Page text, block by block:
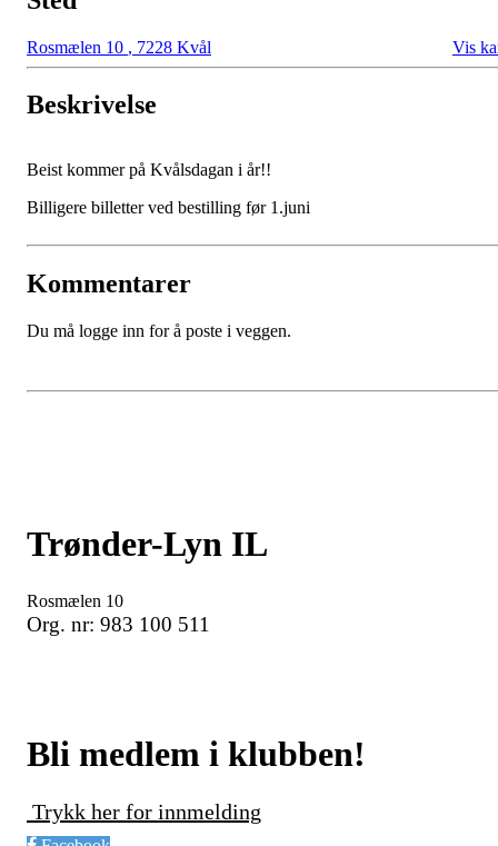
Rosmælen 10 , 7228 Kvål Vis
Beskrivelse
Beist kommer på Kvålsdagan i år!!
Billigere billetter ved bestilling før 1.juni
Kommentarer
Du må logge inn for å poste i veggen.
Trønder-Lyn IL
Rosmælen 10
Org. nr: 983 100 511
Bli medlem i klubben!
Trykk her for innmelding